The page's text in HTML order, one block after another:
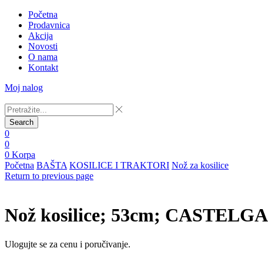
Početna
Prodavnica
Akcija
Novosti
O nama
Kontakt
Moj nalog
Search
0
0
0 Korpa
Početna BAŠTA KOSILICE I TRAKTORI Nož za kosilice
Return to previous page
Nož kosilice; 53cm;
Ulogujte se za cenu i poručivanje.